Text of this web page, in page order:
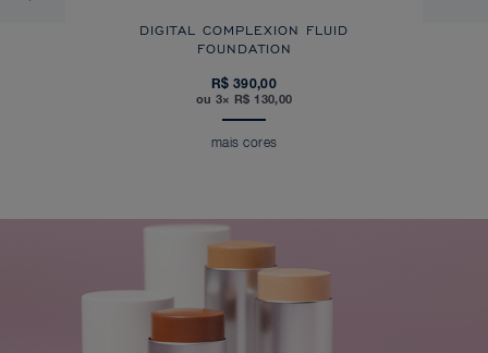
DIGITAL COMPLEXION FLUID
FOUNDATION
R$ 390,00
ou 3× R$ 130,00
mais cores